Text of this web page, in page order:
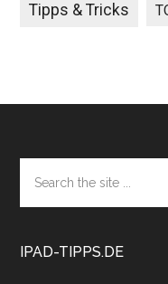
Tipps & Tricks
Footer
the
site
IPAD-TIPPS.DE